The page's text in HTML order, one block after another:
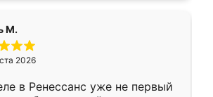
М.
2026
в Ренессанс уже не первый